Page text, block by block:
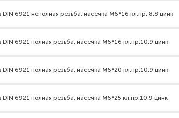
6921 неполная резьба, насечка М6*16 кл.пр. 8.8 цинк
6921 полная резьба, насечка М6*16 кл.пр.10.9 цинк
6921 полная резьба, насечка М6*20 кл.пр.10.9 цинк
6921 полная резьба, насечка М6*25 кл.пр.10.9 цинк